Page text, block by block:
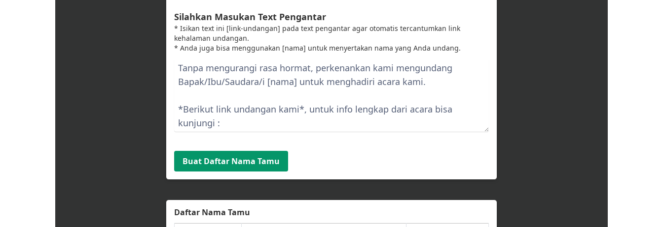
Silahkan Masukan Text Pengantar
* Isikan text ini [link-undangan] pada text pengantar agar otomatis tercantumkan link
kehalaman undangan.
* Anda juga bisa menggunakan [nama] untuk menyertakan nama yang Anda undang.
Buat Daftar Nama Tamu
Daftar Nama Tamu